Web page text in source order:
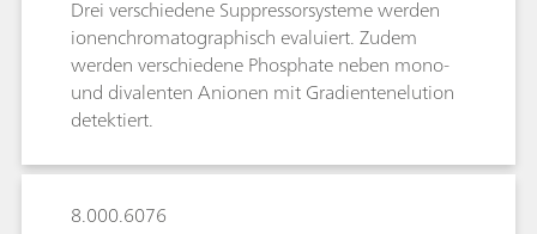
gern
Drei verschiedene Suppressorsysteme werden
ionenchromatographisch evaluiert. Zudem
werden verschiedene Phosphate neben mono-
und divalenten Anionen mit Gradientenelution
detektiert.
8.000.6076